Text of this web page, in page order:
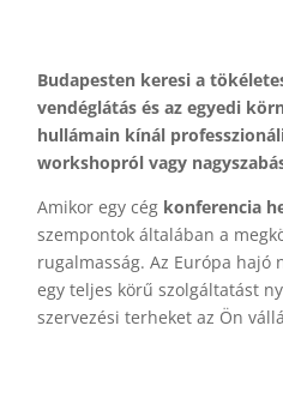
Budapesten keresi a
vendéglátás és az egyedi
hullámain kínál
workshopról vagy
Amikor egy cég konferencia
szempontok általában a
rugalmasság. Az Európa hajó
egy teljes körű szolgáltatást
szervezési terheket az Ön